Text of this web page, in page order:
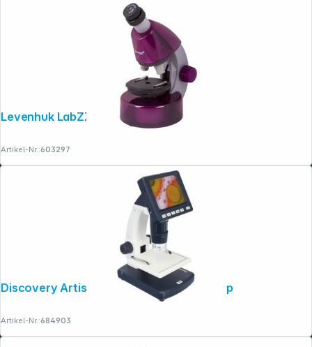
Levenhuk LabZZ M101 amethyst DE
Artikel-Nr.:603297
Discovery Artisan 128 digitales Mikroskop
Artikel-Nr.:684903
Copyright © 2001 - 2026 dexxIT. Alle Rechte vorbehalten.